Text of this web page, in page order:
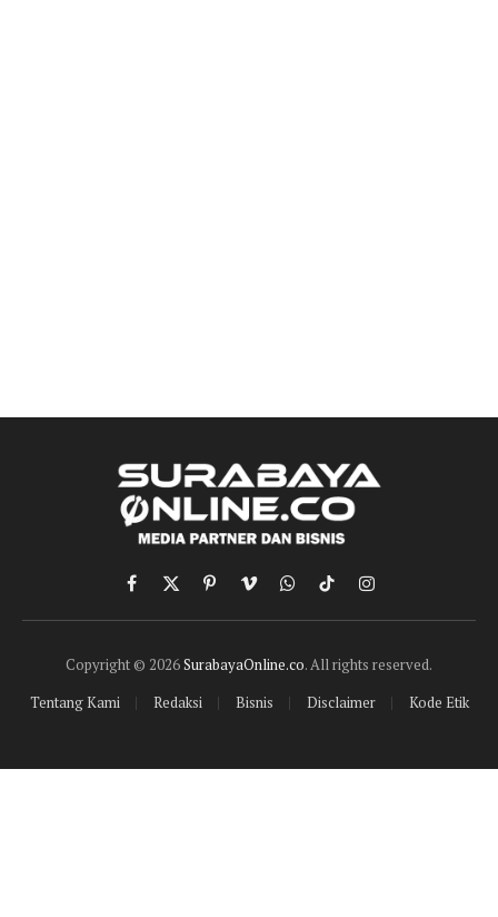
Facebook
X
(Twitter)
PinterestVimeoWhatsApp
TikTokInstagram
Copyright © 2026SurabayaOnline.co. All rights reserved.
Tentang Kami
Redaksi Bisnis Disclaimer Kode Etik